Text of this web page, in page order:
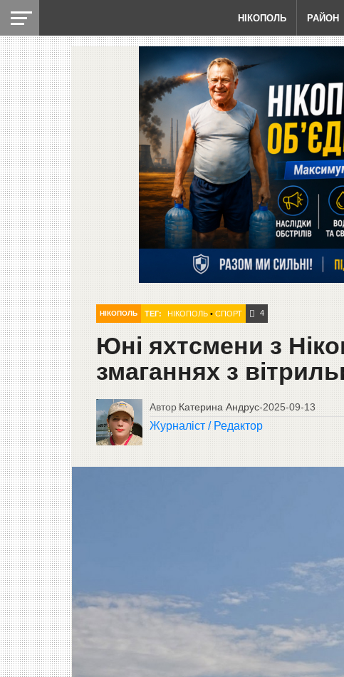
НІКОПОЛЬ РАЙОН
НІКОПОЛЬ ТЕГ: НІКОПОЛЬ• СПОРТ 4
Юні яхтсмени з
змаганнях з
Автор Катерина Андрус-2025-09-13
Журналіст / Редактор